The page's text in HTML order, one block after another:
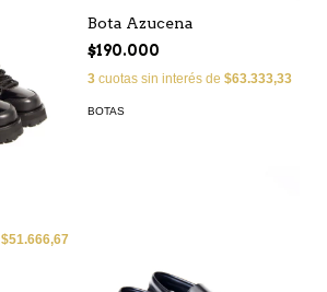
$51.666,67
Bota Azucena
$190.000
3 cuotas sin interés de $63.333,33
BOTAS